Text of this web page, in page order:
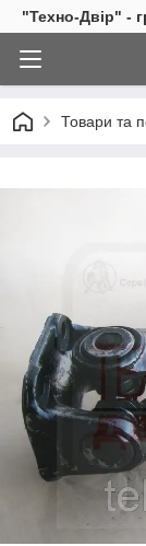
"Техно-Двір" -
Товари та